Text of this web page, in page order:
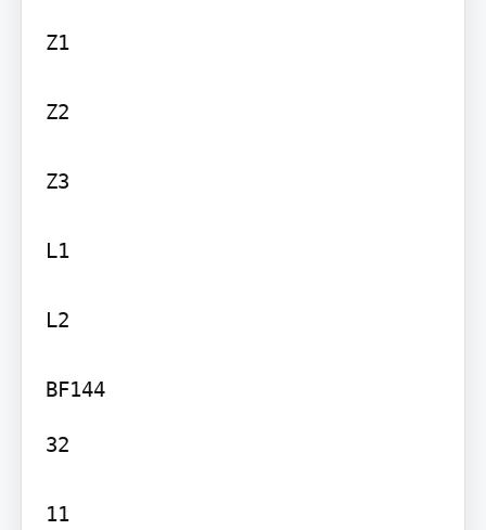
Z1
Z2
Z3
L1
L2
BF144
32
11